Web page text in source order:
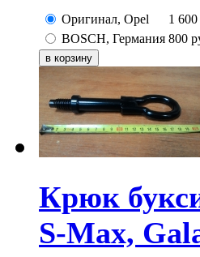
Оригинал, Opel 1 600
BOSCH, Германия 800
Крюк
S-Max,